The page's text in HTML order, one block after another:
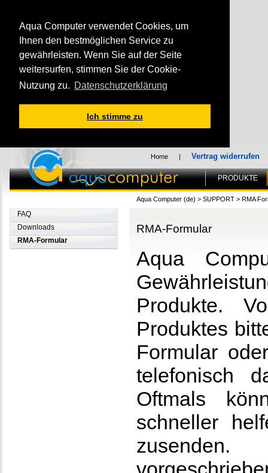
Aqua Computer verwendet Cookies, um
Ihnen den bestmöglichen Service zu
gewährleisten. Wenn Sie auf der Seite
weitersurfen, stimmen Sie der Cookie-
Nutzung zu. Datenschutzerklärung
Ich stimme zu
Home | Vertrag widerrufen
PRODUKTE
FAQ
Downloads
RMA-Formular
Aqua Computer (de) > SUPPORT > RMA
RMA-Formular
Aqua
Produkte.
Produktes
Formular
telefonisch
Oftmals
schneller